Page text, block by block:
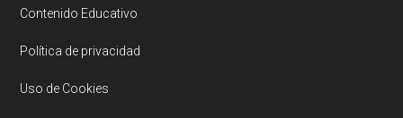
Contenido Educativo
Política de privacidad
Uso de Cookies